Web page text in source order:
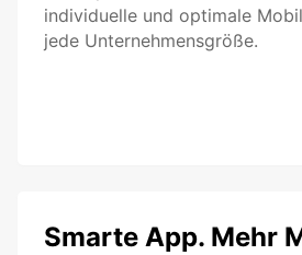
individuelle und optimale
jede Unternehmensgröße.
Smarte App. Mehr